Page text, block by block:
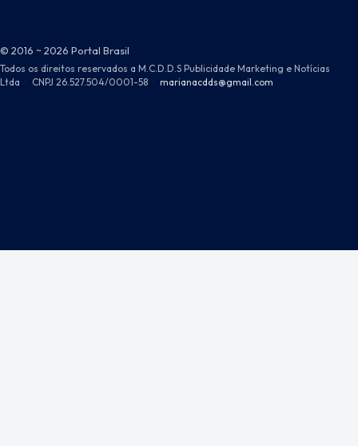
© 2016 ~ 2026 Portal Brasil
Todos os direitos reservados a M.C.D.D.S Publicidade Marketing e Notícias
Ltda · CNPJ 26.527.504/0001-58 · marianacdds@gmail.com